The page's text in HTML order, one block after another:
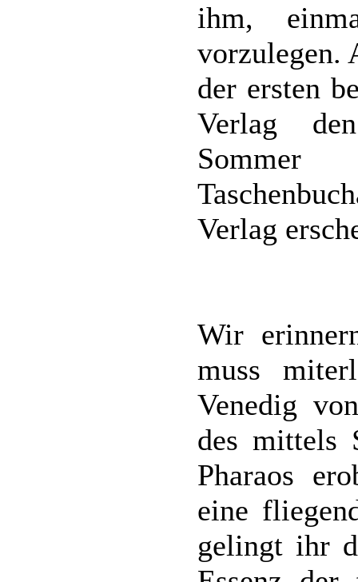
ihm,
vorzulegen.
der ersten
Verlag
Verlag
Wir
muss
Venedig
des mittels
Pharaos
eine
gelingt ihr